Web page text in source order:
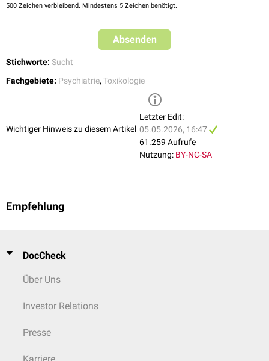
500 Zeichen verbleibend. Mindestens 5 Zeichen benötigt.
Absenden
Stichworte: Sucht
Fachgebiete: Psychiatrie, Toxikologie
Wichtiger Hinweis zu diesem Artikel
Letzter Edit:
05.05.2026, 16:47
61.259 Aufrufe
Nutzung: BY-NC-SA
Empfehlung
DocCheck
Über Uns
Investor Relations
Presse